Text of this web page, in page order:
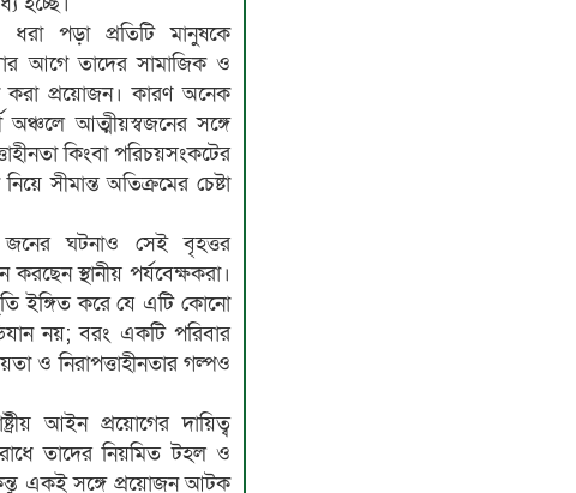
ধরা পড়া প্রতিটি মানুষকে
আগে তাদের সামাজিক ও
করা প্রয়োজন। কারণ অনেক
অঞ্চলে আত্মীয়স্বজনের সঙ্গে
কিংবা পরিচয়সংকটের
সীমান্ত অতিক্রমের চেষ্টা
ঘটনাও সেই বৃহত্তর
স্থানীয় পর্যবেক্ষকরা।
ইঙ্গিত করে যে এটি কোনো
নয়; বরং একটি পরিবার
ও নিরাপত্তাহীনতার গল্পও
আইন প্রয়োগের দায়িত্ব
তাদের নিয়মিত টহল ও
একই সঙ্গে প্রয়োজন আটক